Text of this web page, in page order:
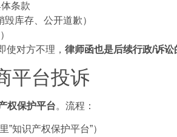
条款
库存、公开道歉）
使对方不理， 律师函也是后续行政/诉讼
平台投诉
权保护平台。流程：
知识产权保护平台”）